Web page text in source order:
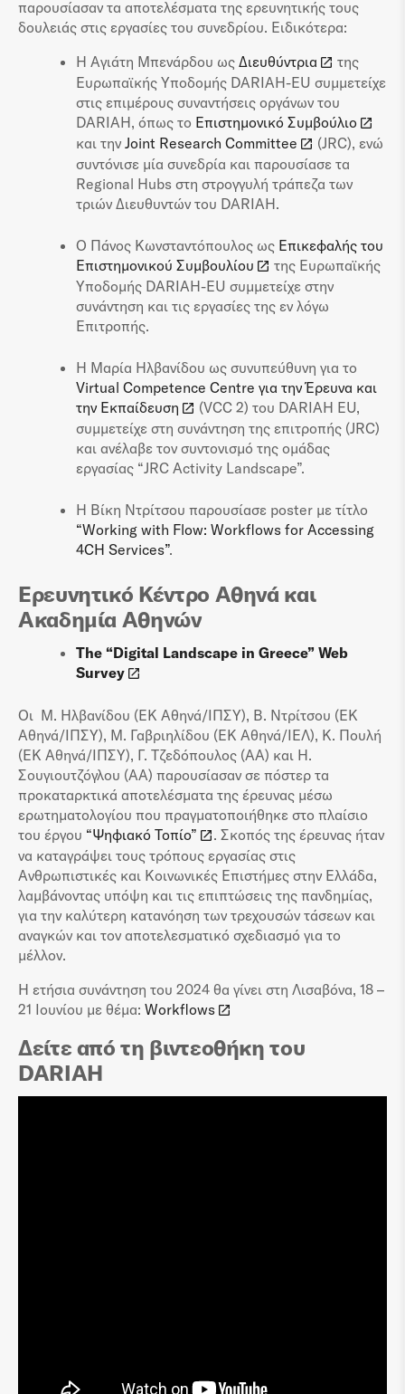
παρουσίασαν τα αποτελέσματα της ερευνητικής τους
δουλειάς στις εργασίες του συνεδρίου. Ειδικότερα:
Η Αγιάτη Μπενάρδου ως Διευθύντρια
της
Ευρωπαϊκής Υποδομής DARIAH-EU συμμετείχε
στις επιμέρους συναντήσεις οργάνων του
DARIAH, όπως το Επιστημονικό Συμβούλιο
και την Joint Research Committee
(JRC), ενώ
συντόνισε μία συνεδρία και παρουσίασε τα
Regional Hubs στη στρογγυλή τράπεζα των
τριών Διευθυντών του DARIAH.
Ο Πάνος Κωνσταντόπουλος ως Επικεφαλής του
Επιστημονικού Συμβουλίου
της Ευρωπαϊκής
Υποδομής DARIAH-EU συμμετείχε στην
συνάντηση και τις εργασίες της εν λόγω
Επιτροπής.
Η Μαρία Ηλβανίδου ως συνυπεύθυνη για το
Virtual Competence Centre για την Έρευνα και
την Εκπαίδευση
(VCC 2) του DARIAH EU,
συμμετείχε στη συνάντηση της επιτροπής (JRC)
και ανέλαβε τον συντονισμό της ομάδας
εργασίας “JRC Activity Landscape”.
Η Βίκη Ντρίτσου παρουσίασε poster με τίτλο
“Working with Flow: Workflows for Accessing
4CH Services”.
Ερευνητικό Κέντρο Αθηνά και
Ακαδημία Αθηνών
The “Digital Landscape in Greece” Web
Survey
Οι Μ. Ηλβανίδου (ΕΚ Αθηνά/ΙΠΣΥ), Β. Ντρίτσου (ΕΚ
Αθηνά/ΙΠΣΥ), Μ. Γαβριηλίδου (ΕΚ Αθηνά/ΙΕΛ), Κ. Πουλή
(ΕΚ Αθηνά/ΙΠΣΥ), Γ. Τζεδόπουλος (ΑΑ) και Η.
Σουγιουτζόγλου (ΑΑ) παρουσίασαν σε πόστερ τα
προκαταρκτικά αποτελέσματα της έρευνας μέσω
ερωτηματολογίου που πραγματοποιήθηκε στο πλαίσιο
του έργου “Ψηφιακό Τοπίο”
. Σκοπός της έρευνας ήταν
να καταγράψει τους τρόπους εργασίας στις
Ανθρωπιστικές και Κοινωνικές Επιστήμες στην Ελλάδα,
λαμβάνοντας υπόψη και τις επιπτώσεις της πανδημίας,
για την καλύτερη κατανόηση των τρεχουσών τάσεων και
αναγκών και τον αποτελεσματικό σχεδιασμό για το
μέλλον.
Η ετήσια συνάντηση του 2024 θα γίνει στη Λισαβόνα, 18 –
21 Ιουνίου με θέμα: Workflows
Δείτε από τη βιντεοθήκη του
DARIAH